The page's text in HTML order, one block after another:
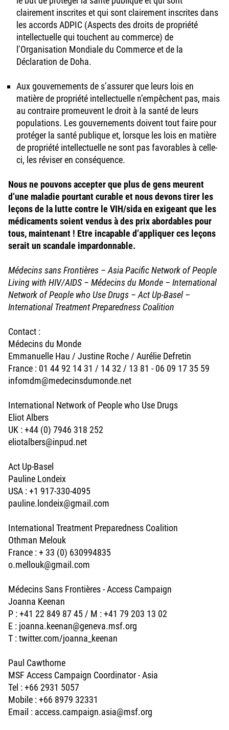
clairement inscrites et qui sont clairement inscrites dans
les accords ADPIC (Aspects des droits de propriété
intellectuelle qui touchent au commerce) de
l’Organisation Mondiale du Commerce et de la
Déclaration de Doha.
Aux gouvernements de s’assurer que leurs lois en
matière de propriété intellectuelle n’empêchent pas, mais
au contraire promeuvent le droit à la santé de leurs
populations. Les gouvernements doivent tout faire pour
protéger la santé publique et, lorsque les lois en matière
de propriété intellectuelle ne sont pas favorables à celle-
ci, les réviser en conséquence.
Nous ne pouvons accepter que plus de gens meurent
d’une maladie pourtant curable et nous devons tirer les
leçons de la lutte contre le VIH/sida en exigeant que les
médicaments soient vendus à des prix abordables pour
tous, maintenant ! Etre incapable d’appliquer ces leçons
serait un scandale impardonnable.
Médecins sans Frontières – Asia Pacific Network of People
Living with HIV/AIDS – Médecins du Monde – International
Network of People who Use Drugs – Act Up-Basel –
International Treatment Preparedness Coalition
Contact :
Médecins du Monde
Emmanuelle Hau / Justine Roche / Aurélie Defretin
France : 01 44 92 14 31 / 14 32 / 13 81 - 06 09 17 35 59
infomdm@medecinsdumonde.net
International Network of People who Use Drugs
Eliot Albers
UK : +44 (0) 7946 318 252
eliotalbers@inpud.net
Act Up-Basel
Pauline Londeix
USA : +1 917-330-4095
pauline.londeix@gmail.com
International Treatment Preparedness Coalition
Othman Melouk
France : + 33 (0) 630994835
o.mellouk@gmail.com
Médecins Sans Frontières - Access Campaign
Joanna Keenan
P : +41 22 849 87 45 / M : +41 79 203 13 02
E : joanna.keenan@geneva.msf.org
T : twitter.com/joanna_keenan
Paul Cawthorne
MSF Access Campaign Coordinator - Asia
Tel : +66 2931 5057
Mobile : +66 8979 32331
Email : access.campaign.asia@msf.org